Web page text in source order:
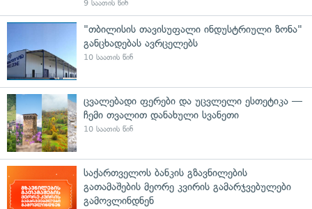
9 საათის წინ
"თბილისის თავისუფალი ინდუსტრიული ზონა"
განცხადებას ავრცელებს
10 საათის წინ
ცვალებადი ფერები და უცვლელი ესთეტიკა —
ჩემი თვალით დანახული სვანეთი
10 საათის წინ
საქართველოს ბანკის გზავნილების
გათამაშების მეორე კვირის გამარჯვებულები
გამოვლინდნენ